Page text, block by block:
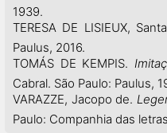
1939.
TERESA DE LISIEUX, Santa
Paulus, 2016.
TOMÁS DE KEMPIS.
Cabral. São Paulo: Paulus,
VARAZZE, Jacopo de.
Paulo: Companhia das